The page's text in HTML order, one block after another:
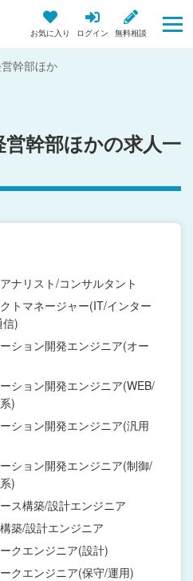
お気に入り ログイン 無料相談
幹部ほか
幹部ほかの求人一
ナリスト/コンサルタント
トマネージャー(IT/インター
信)
ション開発エンジニア(オー
ション開発エンジニア(WEB/
)
ション開発エンジニア(汎用
ション開発エンジニア(制御/
)
ス構築/設計エンジニア
築/設計エンジニア
クエンジニア(設計)
クエンジニア(保守/運用)